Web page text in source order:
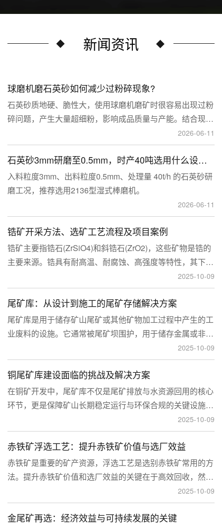
新闻资讯
球磨机磨石英砂如何减少过粉碎现象?
石英砂质地硬、脆性大，使用球磨机磨矿时很容易出现过粉
碎问题，产生大量超细粉，影响成品质量与产能。结合现场
生产经验，可通过工艺、研磨介质、运行参数、配套设备多
维度优化，改善该问题。
2026-06-11
石英砂3mm研磨至0.5mm，时产40吨选用什么设备？
入料粒度3mm、出料粒度0.5mm、处理量 40t/h 的石英砂研
磨工况，推荐选用2136型湿式棒磨机。
2026-06-11
锆矿开采方法、选矿工艺流程及项目案例
锆矿主要指锆石(ZrSiO4)和斜锆石(ZrO2)，这些矿物是锆的
主要来源。锆具有耐高温、耐腐蚀、高强度等特性，其下游
应用涉及核工业、陶瓷、耐火材料、铸造、电子和化工等多
个领域，尤其在高性能陶瓷和锆基合金中的需求不断增长。
2025-10-09
尾矿库：从设计到施工的尾矿存储解决方案
尾矿库是用于储存矿山尾矿或其他矿物加工过程中产生的工
业废料的设施。它通常被尾矿坝围护，用于储存金属或非金
属矿山的尾矿。尾矿库通常包括尾矿处理系统、排水系统和
回水系统。根据地形，尾矿库可分为山谷型、山坡型、平地
型和河流拦截型。
2025-10-09
铜尾矿库建设面临的挑战及解决方案
在铜矿开发中，尾矿库不仅是尾矿排放与水资源回用的核心
环节，更是保障矿山长期稳定运行与环保合规的关键设施。
然而，铜矿尾矿本身具有粒度细、水量大、化学活性强等特
性，使尾矿库在坝体稳定、防渗处理与排洪系统设计方面面
临更高技术挑战。
2025-10-09
赤铁矿浮选工艺：提升赤铁矿价值与选厂效益
赤铁矿是重要的矿产资源，浮选工艺是选别赤铁矿常用的方
法。提升赤铁矿价值和选厂效益的关键在于高效回收，然
而，赤铁矿往往存在嵌布粒度细、易泥化、存在高硅铝杂质
等特征。利用传统的浮选工艺进行处理会面临回收率低、精
矿品位不稳定、药剂成本高等问题。
2025-10-09
金尾矿再选：经济效益与可持续发展的关键